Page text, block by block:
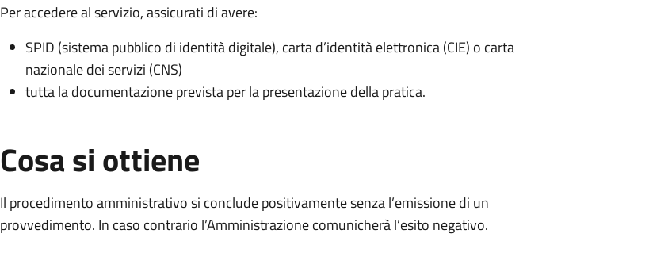
Per accedere al servizio, assicurati di avere:
SPID (sistema pubblico di identità digitale), carta d’identità elettronica (CIE) o carta
nazionale dei servizi (CNS)
tutta la documentazione prevista per la presentazione della pratica.
Cosa si ottiene
Il procedimento amministrativo si conclude positivamente senza l’emissione di un
provvedimento. In caso contrario l’Amministrazione comunicherà l’esito negativo.